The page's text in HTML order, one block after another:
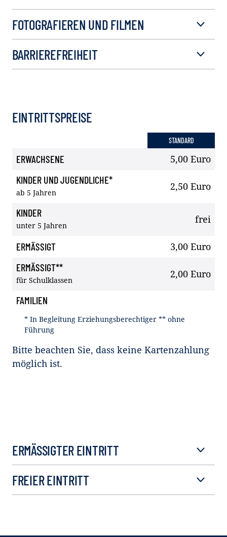
FOTOGRAFIEREN UND FILMEN
BARRIEREFREIHEIT
EINTRITTSPREISE
STANDARD
ERWACHSENE
5,00 Euro
KINDER UND JUGENDLICHE*
ab 5 Jahren
2,50 Euro
KINDER
unter 5 Jahren
frei
ERMÄSSIGT
3,00 Euro
ERMÄSSIGT**
für Schulklassen
2,00 Euro
FAMILIEN
* In Begleitung Erziehungsberechtiger ** ohne
Führung
Bitte beachten Sie, dass keine Kartenzahlung
möglich ist.
ERMÄSSIGTER EINTRITT
FREIER EINTRITT